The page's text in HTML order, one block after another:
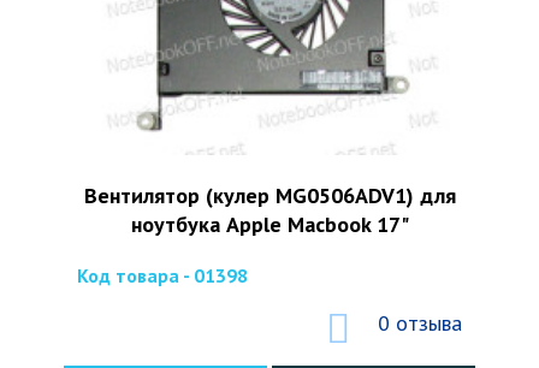
Вентилятор (кулер MG0506ADV1) для
ноутбука Apple Macbook 17"
Код товара - 01398
0 отзыва